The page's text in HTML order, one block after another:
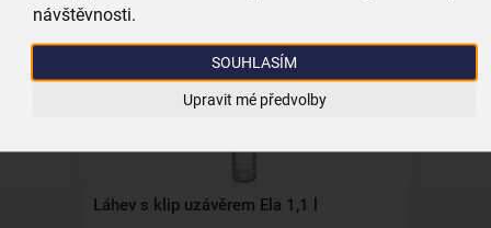
návštěvnosti.
SOUHLASÍM
Upravit mé předvolby
Vložit do košíku
Láhev s klip uzávěrem Ela 1,1 l